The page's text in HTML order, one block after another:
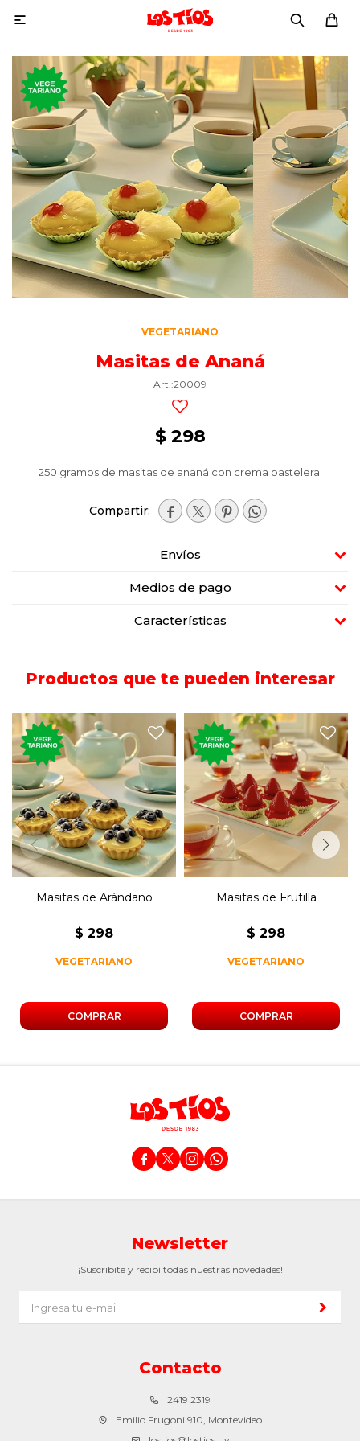

VEGETARIANO
Masitas de Ananá
20009
$ 298
250 gramos de masitas de ananá con crema pastelera.
   
Envíos
Medios de pago
Características
Productos que te pueden interesar
250 gramos de masitas de
arándano con crema
pastelera.
Masitas de Arándano
$ 298
VEGETARIANO
250 gramos de masitas de
frutilla con crema pastelera.
Masitas de Frutilla
$ 298
VEGETARIANO
   
Contacto
2419 2319
Emilio Frugoni 910, Montevideo
Newsletter
¡Suscribite y recibí todas nuestras novedades!